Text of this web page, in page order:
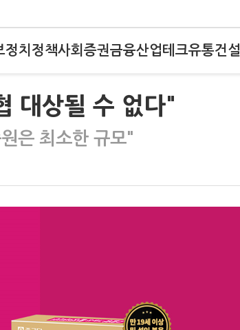
정치 정책사회 증권금융산업테크유통건설
대상될 수 없다"
은 최소한 규모"